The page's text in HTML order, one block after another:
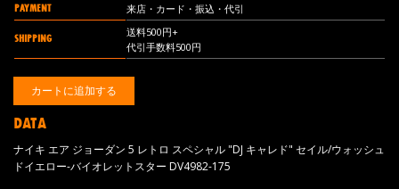
PAYMENT 来店・カード・振込・代引
SHIPPING
送料500円+
代引手数料500円
DATA
ナイキ エア ジョーダン 5 レトロ スペシャル "DJ キャレド" セイル/ウォッシュ
ドイエロー-バイオレットスター DV4982-175